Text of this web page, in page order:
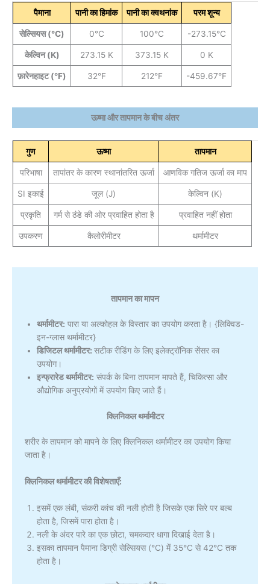
पैमाना पानी का हिमांक पानी का क्वथनांक परम शून्य
सेल्सियस (°C) 0°C 100°C -273.15°C
केल्विन (K) 273.15 K 373.15 K 0 K
फ़ारेनहाइट (°F) 32°F 212°F -459.67°F
ऊष्मा और तापमान के बीच अंतर
गुण ऊष्मा तापमान
परिभाषा तापांतर के कारण स्थानांतरित ऊर्जा आणविक गतिज ऊर्जा का माप
SI इकाई जूल (J) केल्विन (K)
प्रकृति गर्म से ठंडे की ओर प्रवाहित होता है प्रवाहित नहीं होता
उपकरण कैलोरीमीटर थर्मामीटर
तापमान का मापन
थर्मामीटर: पारा या अल्कोहल के विस्तार का उपयोग करता है। {लिक्विड-
इन-ग्लास थर्मामीटर}
डिजिटल थर्मामीटर: सटीक रीडिंग के लिए इलेक्ट्रॉनिक सेंसर का
उपयोग।
इन्फ्रारेड थर्मामीटर: संपर्क के बिना तापमान मापते हैं, चिकित्सा और
औद्योगिक अनुप्रयोगों में उपयोग किए जाते हैं।
क्लिनिकल थर्मामीटर
शरीर के तापमान को मापने के लिए क्लिनिकल थर्मामीटर का उपयोग किया
जाता है।
क्लिनिकल थर्मामीटर की विशेषताएँ:
इसमें एक लंबी, संकरी कांच की नली होती है जिसके एक सिरे पर बल्ब
होता है, जिसमें पारा होता है।
नली के अंदर पारे का एक छोटा, चमकदार धागा दिखाई देता है।
इसका तापमान पैमाना डिग्री सेल्सियस (°C) में 35°C से 42°C तक
होता है।